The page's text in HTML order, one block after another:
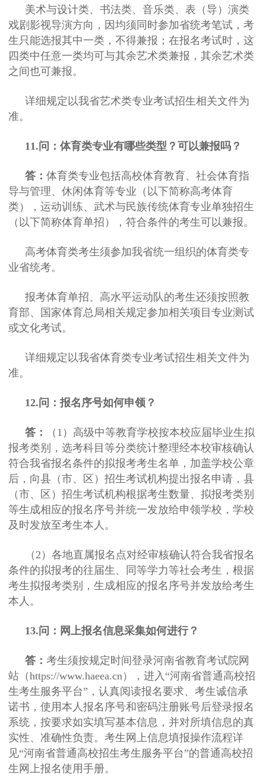
美术与设计类、书法类、音乐类、表（导）演类
戏剧影视导演方向，因均须同时参加省统考笔试，考
生只能选报其中一类，不得兼报；在报名考试时，这
四类中任意一类均可与其余艺术类兼报，其余艺术类
之间也可兼报。
详细规定以我省艺术类专业考试招生相关文件为
准。
11.问：体育类专业有哪些类型？可以兼报吗？
答： 体育类专业包括高校体育教育、社会体育指
导与管理、休闲体育等专业（以下简称高考体育
类），运动训练、武术与民族传统体育专业单独招生
（以下简称体育单招），符合条件的考生可以兼报。
高考体育类考生须参加我省统一组织的体育类专
业省统考。
报考体育单招、高水平运动队的考生还须按照教
育部、国家体育总局相关规定参加相关项目专业测试
或文化考试。
详细规定以我省体育类专业考试招生相关文件为
准。
12.问：报名序号如何申领？
答：
（1）高级中等教育学校按本校应届毕业生拟
报考类别，选考科目等分类统计整理经本校审核确认
符合我省报名条件的拟报考考生名单，加盖学校公章
后，向县（市、区）招生考试机构提出报名申请，县
（市、区）招生考试机构根据考生数量、拟报考类别
等生成相应的报名序号并统一发放给申领学校，学校
及时发放至考生本人。
（2）各地直属报名点对经审核确认符合我省报名
条件的拟报考的往届生、同等学力等社会考生，根据
考生拟报考类别，生成相应的报名序号并发放给考生
本人。
13.问：网上报名信息采集如何进行？
答： 考生须按规定时间登录河南省教育考试院网
站（https://www.haeea.cn），进入“河南省普通高校招
生考生服务平台”，认真阅读报名要求、考生诚信承
诺书，使用本人报名序号和密码注册账号后登录报名
系统，按要求如实填写基本信息，并对所填信息的真
实性、准确性负责。考生网上信息填报操作流程详
见“河南省普通高校招生考生服务平台”的普通高校招
生网上报名使用手册。